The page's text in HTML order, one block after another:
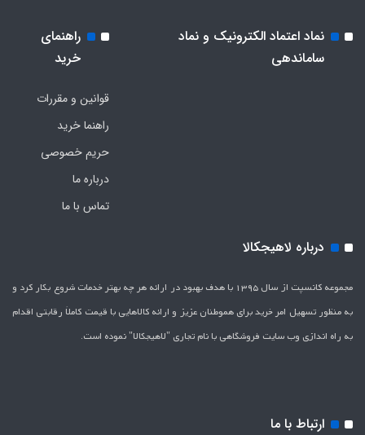
نماد اعتماد الکترونیک و نماد
ساماندهی
راهنمای
خرید
قوانین و مقررات
راهنما خرید
حریم خصوصی
درباره ما
تماس با ما
درباره لاهیجکالا
مجموعه کانسپت از سال 1395 با هدف بهبود در ارائه هر چه بهتر خدمات شروع بکار کرد و
به منظور تسهیل امر خرید برای هموطنان عزیز و ارائه کالاهایی با قیمت کاملاَ رقابتی اقدام
به راه اندازی وب سایت فروشگاهی با نام تجاری "لاهیج­کالا" نموده است.
ارتباط با ما